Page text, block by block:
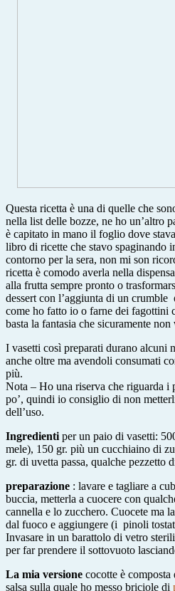
Questa ricetta è una di quelle che
nella list delle bozze, ne ho un’altro
è capitato in mano il foglio dove
libro di ricette che stavo spaginando
contorno per la sera, non mi son
ricetta è comodo averla nella
alla frutta sempre pronto o
dessert con l’aggiunta di un
come ho fatto io o farne dei fagottini
basta la fantasia che sicuramente non
I vasetti così preparati durano alcuni
anche oltre ma avendoli consumati
più.
Nota – Ho una riserva che riguarda
po’, quindi io consiglio di non
dell’uso.
Ingredienti per un paio di vasetti:
mele), 150 gr. più un cucchiaino di
gr. di uvetta passa, qualche pezzetto
preparazione : lavare e tagliare a
buccia, metterla a cuocere con
cannella e lo zucchero. Cuocete ma
dal fuoco e aggiungere (i pinoli
Invasare in un barattolo di vetro
per far prendere il sottovuoto
La mia versione cocotte è
salsa sulla quale ho messo briciole di